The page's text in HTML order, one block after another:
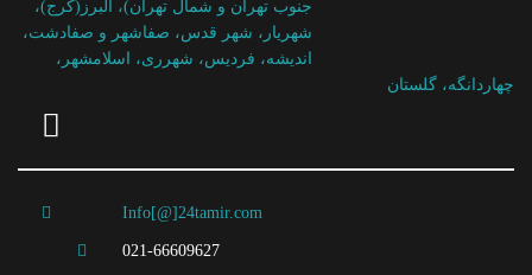
جنوب تهران و شمال تهران)، البرز(کرج)،
شهریار، شهر قدس، صفاشهر و صفادشت،
اندیشه، فردیس، شهرری، اسلامشهر،
چهاردانگه، گلستان
Info[@]24tamir.com
021-66609627